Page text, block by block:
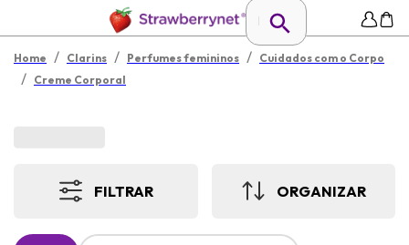
Home / Clarins / Perfumes femininos / Cuidados com o Corpo
/ Creme Corporal
FILTRAR ORGANIZAR